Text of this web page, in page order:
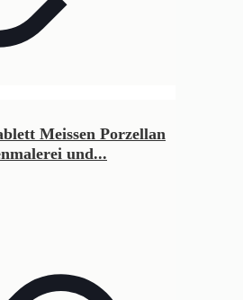
Meissen Porzellan
und...